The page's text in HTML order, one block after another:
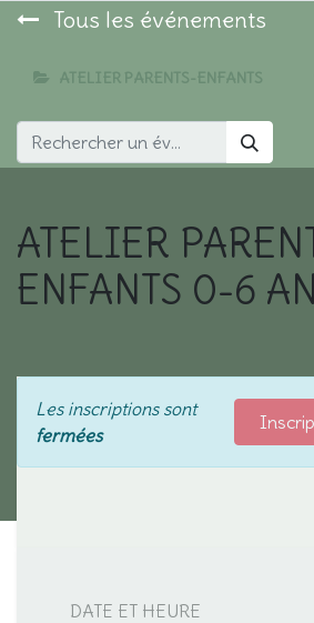
Tous les événements
ATELIER PARENTS-ENFANTS
ATELIER
ENFANTS 0-6
Les inscriptions sont
fermées
DATE ET HEURE